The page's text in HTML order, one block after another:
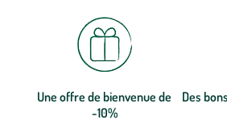
Une offre de bienvenue de
-10%
Des